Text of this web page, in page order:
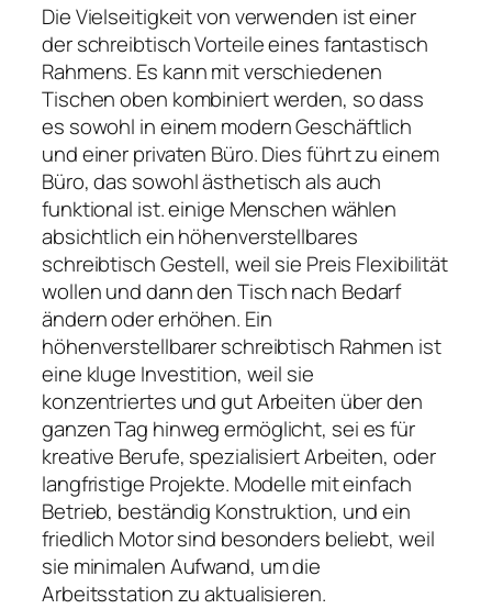
Die Vielseitigkeit von verwenden ist einer
der schreibtisch Vorteile eines fantastisch
Rahmens. Es kann mit verschiedenen
Tischen oben kombiniert werden, so dass
es sowohl in einem modern Geschäftlich
und einer privaten Büro. Dies führt zu einem
Büro, das sowohl ästhetisch als auch
funktional ist. einige Menschen wählen
absichtlich ein höhenverstellbares
schreibtisch Gestell, weil sie Preis Flexibilität
wollen und dann den Tisch nach Bedarf
ändern oder erhöhen. Ein
höhenverstellbarer schreibtisch Rahmen ist
eine kluge Investition, weil sie
konzentriertes und gut Arbeiten über den
ganzen Tag hinweg ermöglicht, sei es für
kreative Berufe, spezialisiert Arbeiten, oder
langfristige Projekte. Modelle mit einfach
Betrieb, beständig Konstruktion, und ein
friedlich Motor sind besonders beliebt, weil
sie minimalen Aufwand, um die
Arbeitsstation zu aktualisieren.